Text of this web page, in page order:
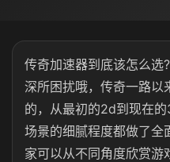
传奇加速器到底该怎么选
深所困扰哦，传奇一路以
的，从最初的2d到现在
场景的细腻程度都做了全
家可以从不同角度欣赏游